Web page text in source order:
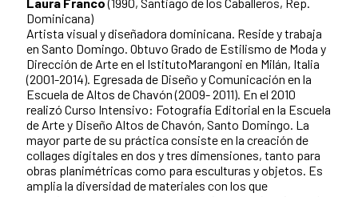
Dominicana)
Artista visual y diseñadora dominicana. Reside y trabaja
en Santo Domingo. Obtuvo Grado de Estilismo de Moda y
Dirección de Arte en el IstitutoMarangoni en Milán, Italia
(2001-2014). Egresada de Diseño y Comunicación en la
Escuela de Altos de Chavón (2009- 2011). En el 2010
realizó Curso Intensivo: Fotografía Editorial en la Escuela
de Arte y Diseño Altos de Chavón, Santo Domingo. La
mayor parte de su práctica consiste en la creación de
collages digitales en dos y tres dimensiones, tanto para
obras planimétricas como para esculturas y objetos. Es
amplia la diversidad de materiales con los que